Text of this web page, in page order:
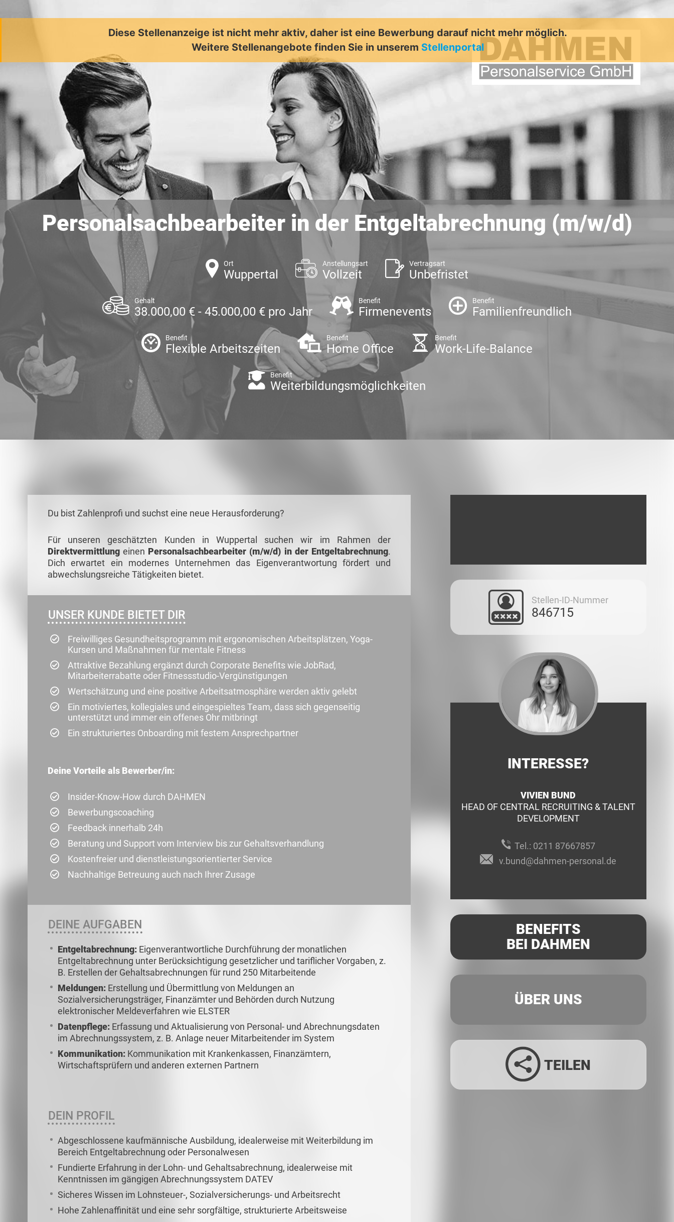
Diese Stellenanzeige ist nicht mehr aktiv, daher ist eine Bewerbung darauf nicht mehr möglich.
Weitere Stellenangebote finden Sie in unserem Stellenportal
Personalsachbearbeiter in der Entgeltabrechnung (m/w/d)
Ort
Wuppertal
Anstellungsart
Vollzeit
Vertragsart
Unbefristet
Gehalt
38.000,00 € - 45.000,00 € pro Jahr
Benefit
Firmenevents
Benefit
Familienfreundlich
Benefit
Flexible Arbeitszeiten
Benefit
Home Office
Benefit
Work-Life-Balance
Benefit
Weiterbildungsmöglichkeiten
Du bist Zahlenprofi und suchst eine neue Herausforderung?
Für unseren geschätzten Kunden in Wuppertal suchen wir im Rahmen der
Direktvermittlungeinen Personalsachbearbeiter (m/w/d) in der Entgeltabrechnung.
Dich erwartet ein modernes Unternehmen das Eigenverantwortung fördert und
abwechslungsreiche Tätigkeiten bietet.
UNSER KUNDE BIETET DIR
Freiwilliges Gesundheitsprogramm mit ergonomischen Arbeitsplätzen, Yoga-
Kursen und Maßnahmen für mentale Fitness
Attraktive Bezahlung ergänzt durch Corporate Benefits wie JobRad,
Mitarbeiterrabatte oder Fitnessstudio-Vergünstigungen
Wertschätzung und eine positive Arbeitsatmosphäre werden aktiv gelebt
Ein motiviertes, kollegiales und eingespieltes Team, dass sich gegenseitig
unterstützt und immer ein offenes Ohr mitbringt
Ein strukturiertes Onboarding mit festem Ansprechpartner
Deine Vorteile als Bewerber/in:
Insider-Know-How durch DAHMEN
Bewerbungscoaching
Feedback innerhalb 24h
Beratung und Support vom Interview bis zur Gehaltsverhandlung
Kostenfreier und dienstleistungsorientierter Service
Nachhaltige Betreuung auch nach Ihrer Zusage
DEINE AUFGABEN
Entgeltabrechnung: Eigenverantwortliche Durchführung der monatlichen
Entgeltabrechnung unter Berücksichtigung gesetzlicher und tariflicher Vorgaben, z.
B. Erstellen der Gehaltsabrechnungen für rund 250 Mitarbeitende
Meldungen: Erstellung und Übermittlung von Meldungen an
Sozialversicherungsträger, Finanzämter und Behörden durch Nutzung
elektronischer Meldeverfahren wie ELSTER
Datenpflege: Erfassung und Aktualisierung von Personal- und Abrechnungsdaten
im Abrechnungssystem, z. B. Anlage neuer Mitarbeitender im System
Kommunikation: Kommunikation mit Krankenkassen, Finanzämtern,
Wirtschaftsprüfern und anderen externen Partnern
DEIN PROFIL
Abgeschlossene kaufmännische Ausbildung, idealerweise mit Weiterbildung im
Bereich Entgeltabrechnung oder Personalwesen
Fundierte Erfahrung in der Lohn- und Gehaltsabrechnung, idealerweise mit
Kenntnissen im gängigen Abrechnungssystem DATEV
Sicheres Wissen im Lohnsteuer-, Sozialversicherungs- und Arbeitsrecht
Hohe Zahlenaffinität und eine sehr sorgfältige, strukturierte Arbeitsweise
Stellen-ID-Nummer
846715
INTERESSE?
VIVIEN BUND
HEAD OF CENTRAL RECRUITING & TALENT
DEVELOPMENT
Tel.: 0211 87667857
v.bund@dahmen-personal.de
BENEFITS
BEI DAHMEN
ÜBER UNS
TEILEN